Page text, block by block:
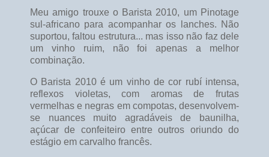
Meu amigo trouxe o Barista 2010, um Pinotage
sul-africano para acompanhar os lanches. Não
suportou, faltou estrutura... mas isso não faz dele
um vinho ruim, não foi apenas a melhor
combinação.
O Barista 2010 é um vinho de cor rubí intensa,
reflexos violetas, com aromas de frutas
vermelhas e negras em compotas, desenvolvem-
se nuances muito agradáveis de baunilha,
açúcar de confeiteiro entre outros oriundo do
estágio em carvalho francês.